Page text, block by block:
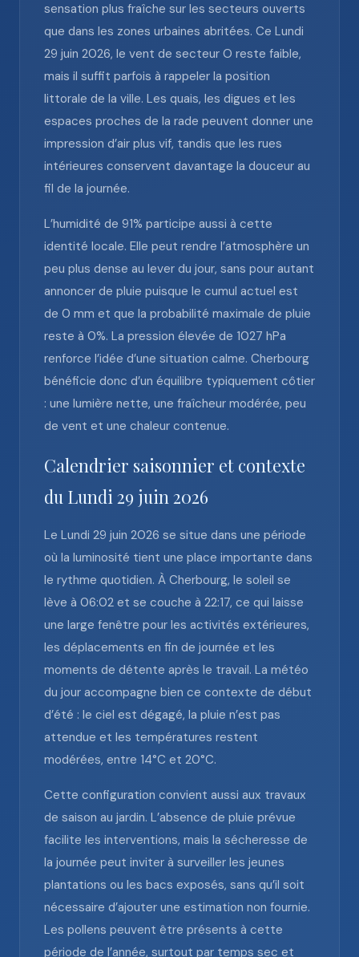
sensation plus fraîche sur les secteurs ouverts
que dans les zones urbaines abritées. Ce Lundi
29 juin 2026, le vent de secteur O reste faible,
mais il suffit parfois à rappeler la position
littorale de la ville. Les quais, les digues et les
espaces proches de la rade peuvent donner une
impression d’air plus vif, tandis que les rues
intérieures conservent davantage la douceur au
fil de la journée.
L’humidité de 91% participe aussi à cette
identité locale. Elle peut rendre l’atmosphère un
peu plus dense au lever du jour, sans pour autant
annoncer de pluie puisque le cumul actuel est
de 0 mm et que la probabilité maximale de pluie
reste à 0%. La pression élevée de 1027 hPa
renforce l’idée d’une situation calme. Cherbourg
bénéficie donc d’un équilibre typiquement côtier
: une lumière nette, une fraîcheur modérée, peu
de vent et une chaleur contenue.
Calendrier saisonnier et contexte
du Lundi 29 juin 2026
Le Lundi 29 juin 2026 se situe dans une période
où la luminosité tient une place importante dans
le rythme quotidien. À Cherbourg, le soleil se
lève à 06:02 et se couche à 22:17, ce qui laisse
une large fenêtre pour les activités extérieures,
les déplacements en fin de journée et les
moments de détente après le travail. La météo
du jour accompagne bien ce contexte de début
d’été : le ciel est dégagé, la pluie n’est pas
attendue et les températures restent
modérées, entre 14°C et 20°C.
Cette configuration convient aussi aux travaux
de saison au jardin. L’absence de pluie prévue
facilite les interventions, mais la sécheresse de
la journée peut inviter à surveiller les jeunes
plantations ou les bacs exposés, sans qu’il soit
nécessaire d’ajouter une estimation non fournie.
Les pollens peuvent être présents à cette
période de l’année, surtout par temps sec et